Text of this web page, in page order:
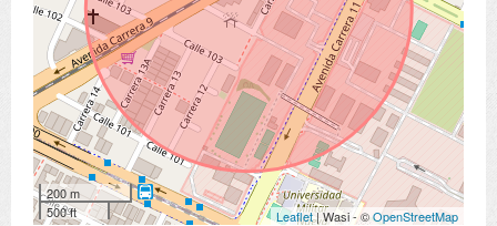
200 m
500 ft
Leaflet| Wasi - ©OpenStreetMap